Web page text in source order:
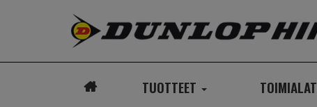
TUOTTEET TOIMIALAT